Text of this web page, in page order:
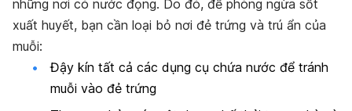
những nơi có nước đọng. Do đó, để phòng ngừa sốt
xuất huyết, bạn cần loại bỏ nơi đẻ trứng và trú ẩn của
muỗi:
Đậy kín tất cả các dụng cụ chứa nước để tránh
muỗi vào đẻ trứng